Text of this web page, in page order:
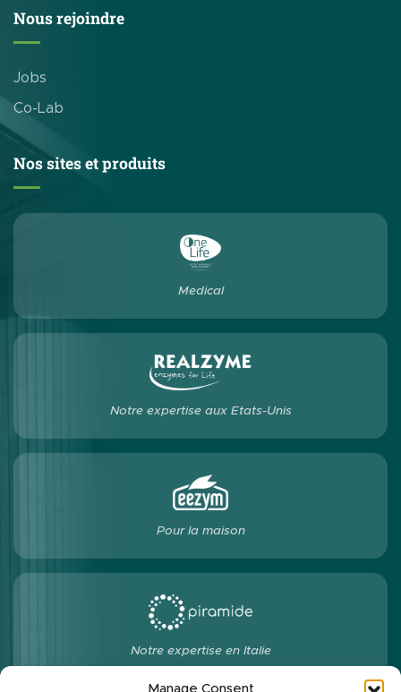
Manage Consent
Nous rejoindre
Jobs
Co-Lab
Nos sites et produits
Medical
Notre expertise aux Etats-Unis
Pour la maison
Notre expertise en Italie